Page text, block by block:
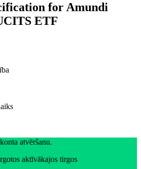
for Amundi
ETF
atvēršanu.
aktīvākajos tirgos